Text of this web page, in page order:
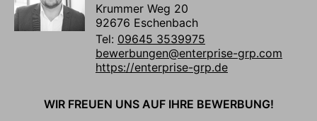
Krummer Weg 20
92676 Eschenbach
Tel: 09645 3539975
bewerbungen@enterprise-grp.com
https://enterprise-grp.de
WIR FREUEN UNS AUF IHRE BEWERBUNG!